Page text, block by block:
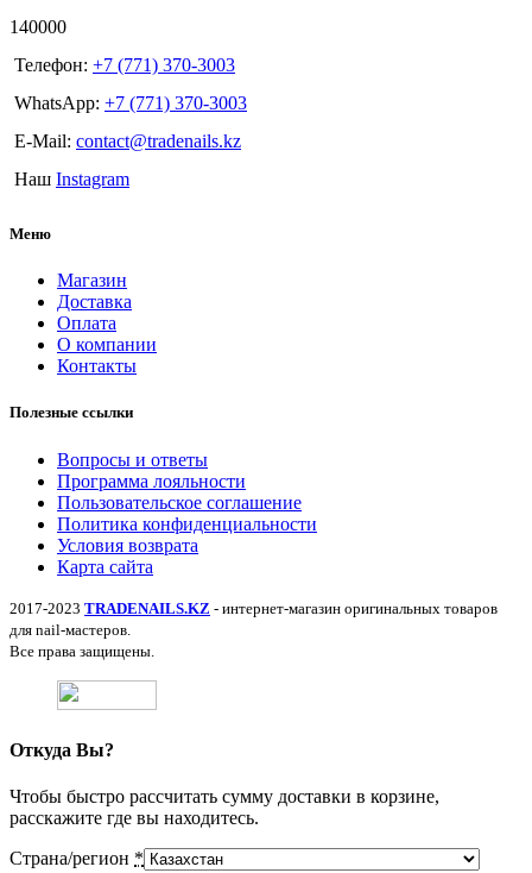
140000
Телефон: +7 (771) 370-3003
WhatsApp: +7 (771) 370-3003
E-Mail: contact@tradenails.kz
Наш Instagram
Меню
Магазин
Доставка
Оплата
О компании
Контакты
Полезные ссылки
Вопросы и ответы
Программа лояльности
Пользовательское соглашение
Политика конфиденциальности
Условия возврата
Карта сайта
2017-2023 TRADENAILS.KZ - интернет-магазин оригинальных товаров
для nail-мастеров.
Все права защищены.
Откуда Вы?
Чтобы быстро рассчитать сумму доставки в корзине,
расскажите где вы находитесь.
Страна/регион *